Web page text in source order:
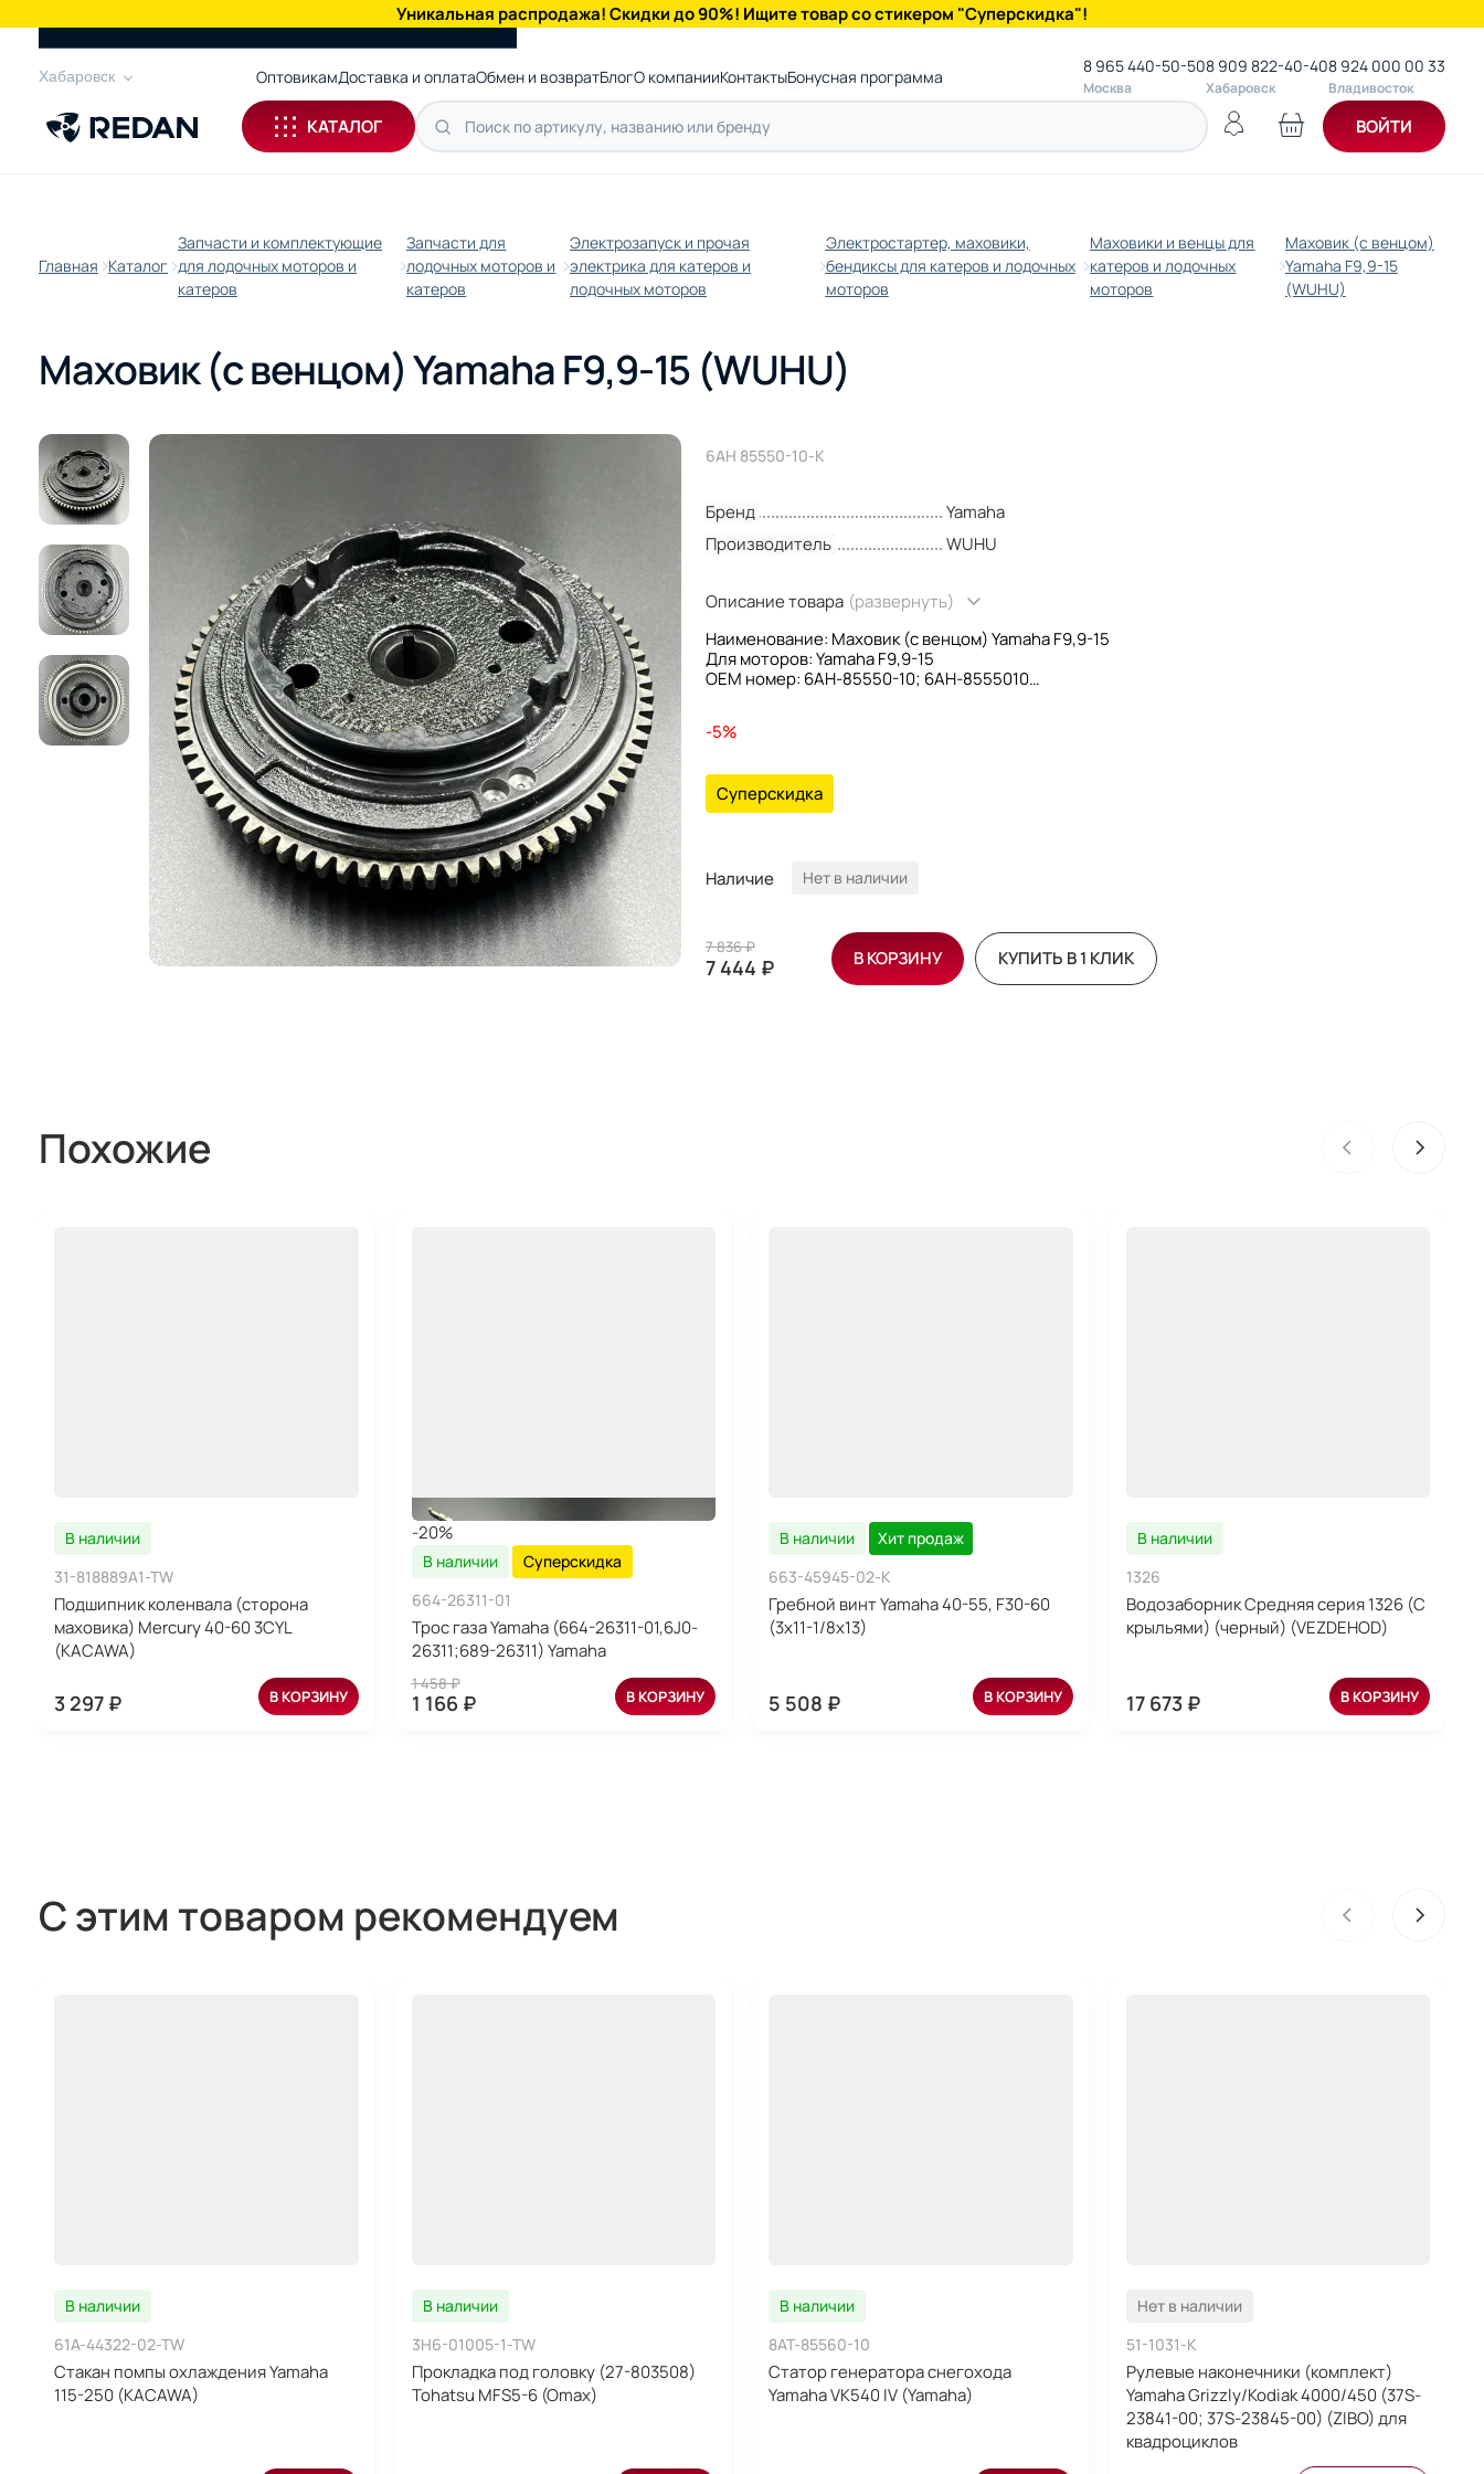
Уникальная распродажа! Скидки до 90%! Ищите товар со стикером "Суперскидка"!
Хабаровск ОптовикамДоставка и оплатаОбмен и возвратБлогО компанииКонтактыБонусная программа 8 965 440-50-50
Москва
8 909 822-40-40
Хабаровск
8 924 000 00 33
Владивосток
КАТАЛОГ ВОЙТИ
Главная Каталог
Запчасти и комплектующие
для лодочных моторов и
катеров
Запчасти для
лодочных моторов и
катеров
Электрозапуск и прочая
электрика для катеров и
лодочных моторов
Электростартер, маховики,
бендиксы для катеров и лодочных
моторов
Маховики и венцы для
катеров и лодочных
моторов
Маховик (с венцом)
Yamaha F9,9-15
(WUHU)
Маховик (с венцом) Yamaha F9,9-15 (WUHU)
6AH 85550-10-K
Бренд
Yamaha
Производитель
WUHU
Описание товара (развернуть)
Наименование: Маховик (с венцом) Yamaha F9,9-15
Для моторов: Yamaha F9,9-15
OEM номер: 6AH-85550-10; 6AH-8555010
-5%
Суперскидка
Наличие Нет в наличии
7 836 ₽
7 444 ₽ В КОРЗИНУ КУПИТЬ В 1 КЛИК
Похожие
В наличии
31-818889A1-TW
Подшипник коленвала (сторона
маховика) Mercury 40-60 3CYL
(KACAWA)
3 297 ₽ В КОРЗИНУ
-20%
В наличии
Суперскидка
664-26311-01
Трос газа Yamaha (664-26311-01,6J0-
26311;689-26311) Yamaha
1 458 ₽
1 166 ₽ В КОРЗИНУ
В наличии
Хит продаж
663-45945-02-K
Гребной винт Yamaha 40-55, F30-60
(3x11-1/8x13)
5 508 ₽ В КОРЗИНУ
В наличии
1326
Водозаборник Средняя серия 1326 (С
крыльями) (черный) (VEZDEHOD)
17 673 ₽ В КОРЗИНУ
С этим товаром рекомендуем
В наличии
61A-44322-02-TW
Стакан помпы охлаждения Yamaha
115-250 (KACAWA)
В наличии
3H6-01005-1-TW
Прокладка под головку (27-803508)
Tohatsu MFS5-6 (Omax)
В наличии
8AT-85560-10
Статор генератора снегохода
Yamaha VK540 IV (Yamaha)
Нет в наличии
51-1031-K
Рулевые наконечники (комплект)
Yamaha Grizzly/Kodiak 4000/450 (37S-
23841-00; 37S-23845-00) (ZIBO) для
квадроциклов